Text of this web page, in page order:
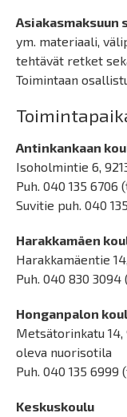
Asiakasmaksuun
ym. materiaali,
tehtävät retket
Toimintaan
Antinkankaan
Isoholmintie 6,
Puh. 040 135 6706
Suvitie puh. 040
Harakkamäen
Harakkamäentie
Puh. 040 830
Honganpalon
Metsätorinkatu 14,
oleva nuorisotila
Puh. 040 135
Keskuskoulu